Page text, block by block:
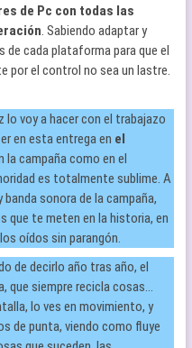
de Pc con todas las
. Sabiendo adaptar y
de cada plataforma para que el
por el control no sea un lastre.
lo voy a hacer con el trabajazo
en esta entrega en el
la campaña como en el
es totalmente sublime. A
sonora de la campaña,
que te meten en la historia, en
oídos sin parangón.
de decirlo año tras año, el
que siempre recicla cosas…
lo ves en movimiento, y
de punta, viendo como fluye